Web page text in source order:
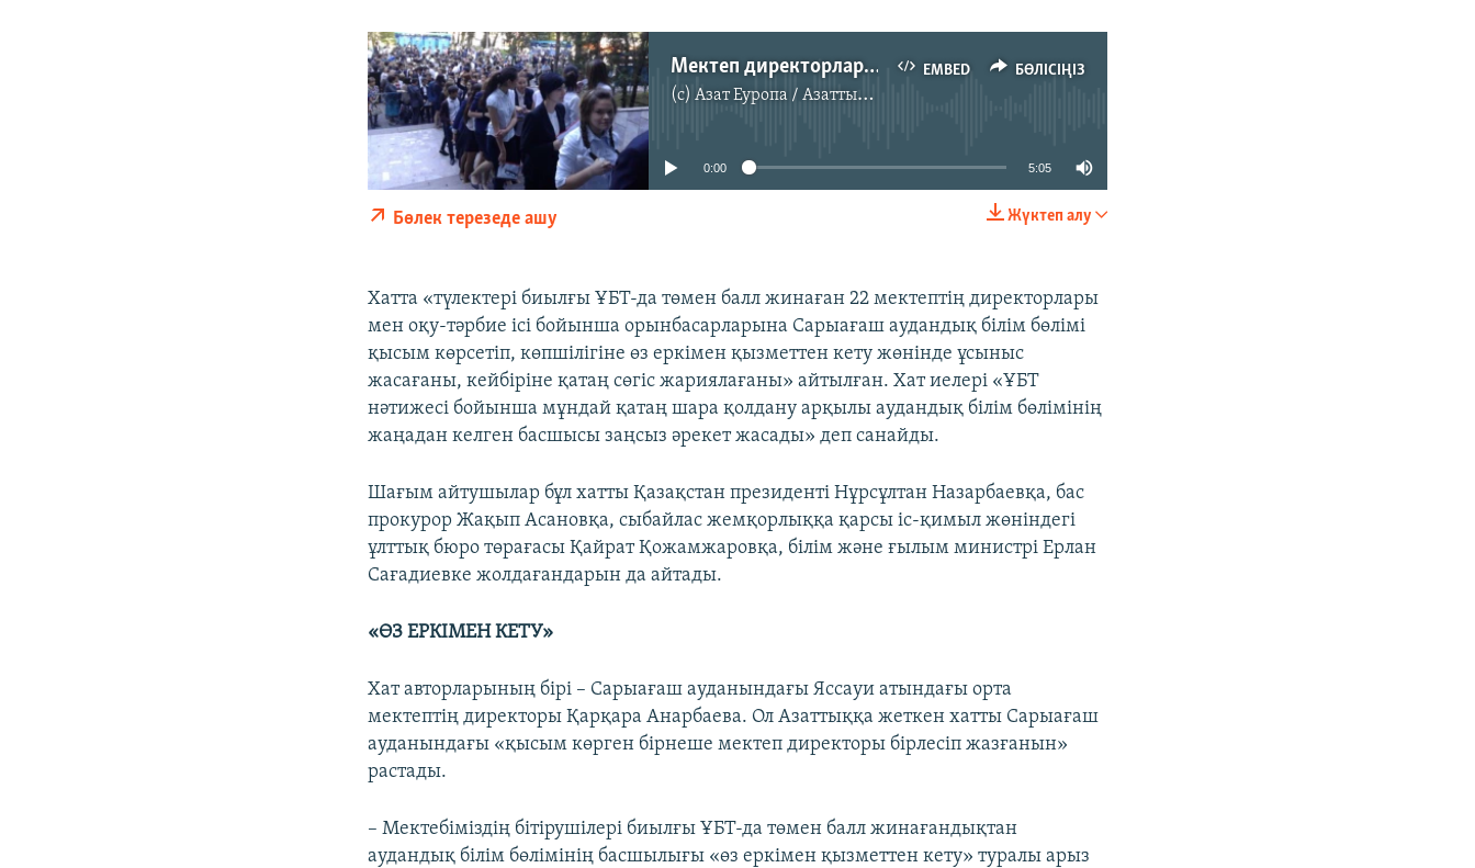
EMBED БӨЛІСІҢІЗ
Мектеп директорларының хаты
(c)Азат Еуропа / Азаттық Радиосы
БӨЛІСІҢІЗ
No media source currently available
0:00 5:05
Жүктеп алу
Бөлек терезеде ашу
Хатта «түлектері биылғы ҰБТ-да төмен балл жинаған 22 мектептің директорлары
мен оқу-тәрбие ісі бойынша орынбасарларына Сарыағаш аудандық білім бөлімі
қысым көрсетіп, көпшілігіне өз еркімен қызметтен кету жөнінде ұсыныс
жасағаны, кейбіріне қатаң сөгіс жариялағаны» айтылған. Хат иелері «ҰБТ
нәтижесі бойынша мұндай қатаң шара қолдану арқылы аудандық білім бөлімінің
жаңадан келген басшысы заңсыз әрекет жасады» деп санайды.
Шағым айтушылар бұл хатты Қазақстан президенті Нұрсұлтан Назарбаевқа, бас
прокурор Жақып Асановқа, сыбайлас жемқорлыққа қарсы іс-қимыл жөніндегі
ұлттық бюро төрағасы Қайрат Қожамжаровқа, білім және ғылым министрі Ерлан
Сағадиевке жолдағандарын да айтады.
«ӨЗ ЕРКІМЕН КЕТУ»
Хат авторларының бірі – Сарыағаш ауданындағы Яссауи атындағы орта
мектептің директоры Қарқара Анарбаева. Ол Азаттыққа жеткен хатты Сарыағаш
ауданындағы «қысым көрген бірнеше мектеп директоры бірлесіп жазғанын»
растады.
– Мектебіміздің бітірушілері биылғы ҰБТ-да төмен балл жинағандықтан
аудандық білім бөлімінің басшылығы «өз еркімен қызметтен кету» туралы арыз